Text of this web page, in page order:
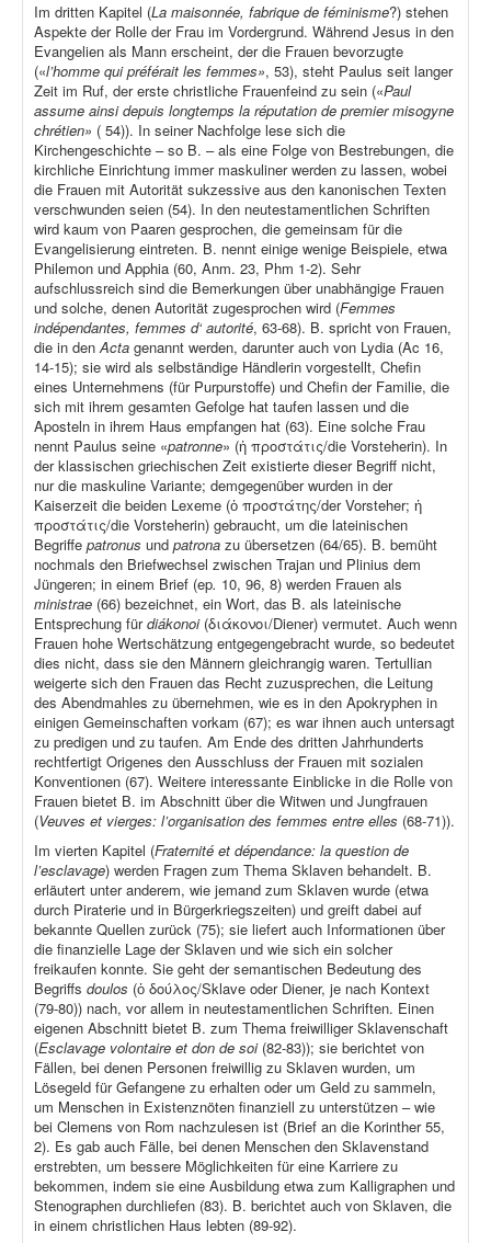
Im dritten Kapitel (La maisonnée, fabrique de féminisme?) stehen
Aspekte der Rolle der Frau im Vordergrund. Während Jesus in den
Evangelien als Mann erscheint, der die Frauen bevorzugte
(«l’homme qui préférait les femmes», 53), steht Paulus seit langer
Zeit im Ruf, der erste christliche Frauenfeind zu sein («Paul
assume ainsi depuis longtemps la réputation de premier misogyne
chrétien» ( 54)). In seiner Nachfolge lese sich die
Kirchengeschichte – so B. – als eine Folge von Bestrebungen, die
kirchliche Einrichtung immer maskuliner werden zu lassen, wobei
die Frauen mit Autorität sukzessive aus den kanonischen Texten
verschwunden seien (54). In den neutestamentlichen Schriften
wird kaum von Paaren gesprochen, die gemeinsam für die
Evangelisierung eintreten. B. nennt einige wenige Beispiele, etwa
Philemon und Apphia (60, Anm. 23, Phm 1-2). Sehr
aufschlussreich sind die Bemerkungen über unabhängige Frauen
und solche, denen Autorität zugesprochen wird (Femmes
indépendantes, femmes d‘ autorité, 63-68). B. spricht von Frauen,
die in denActa genannt werden, darunter auch von Lydia (Ac 16,
14-15); sie wird als selbständige Händlerin vorgestellt, Chefin
eines Unternehmens (für Purpurstoffe) und Chefin der Familie, die
sich mit ihrem gesamten Gefolge hat taufen lassen und die
Aposteln in ihrem Haus empfangen hat (63). Eine solche Frau
nennt Paulus seine «patronne» (ἡ προστάτις/die Vorsteherin). In
der klassischen griechischen Zeit existierte dieser Begriff nicht,
nur die maskuline Variante; demgegenüber wurden in der
Kaiserzeit die beiden Lexeme (ὁ προστάτης/der Vorsteher; ἡ
προστάτις/die Vorsteherin) gebraucht, um die lateinischen
Begriffe patronus und patrona zu übersetzen (64/65). B. bemüht
nochmals den Briefwechsel zwischen Trajan und Plinius dem
Jüngeren; in einem Brief (ep. 10, 96, 8) werden Frauen als
ministrae (66) bezeichnet, ein Wort, das B. als lateinische
Entsprechung fürdiákonoi (διάκονοι/Diener) vermutet. Auch wenn
Frauen hohe Wertschätzung entgegengebracht wurde, so bedeutet
dies nicht, dass sie den Männern gleichrangig waren. Tertullian
weigerte sich den Frauen das Recht zuzusprechen, die Leitung
des Abendmahles zu übernehmen, wie es in den Apokryphen in
einigen Gemeinschaften vorkam (67); es war ihnen auch untersagt
zu predigen und zu taufen. Am Ende des dritten Jahrhunderts
rechtfertigt Origenes den Ausschluss der Frauen mit sozialen
Konventionen (67). Weitere interessante Einblicke in die Rolle von
Frauen bietet B. im Abschnitt über die Witwen und Jungfrauen
(Veuves et vierges: l’organisation des femmes entre elles (68-71)).
Im vierten Kapitel (Fraternité et dépendance: la question de
l’esclavage) werden Fragen zum Thema Sklaven behandelt. B.
erläutert unter anderem, wie jemand zum Sklaven wurde (etwa
durch Piraterie und in Bürgerkriegszeiten) und greift dabei auf
bekannte Quellen zurück (75); sie liefert auch Informationen über
die finanzielle Lage der Sklaven und wie sich ein solcher
freikaufen konnte. Sie geht der semantischen Bedeutung des
Begriffs doulos (ὁ δούλος/Sklave oder Diener, je nach Kontext
(79-80)) nach, vor allem in neutestamentlichen Schriften. Einen
eigenen Abschnitt bietet B. zum Thema freiwilliger Sklavenschaft
(Esclavage volontaire et don de soi(82-83)); sie berichtet von
Fällen, bei denen Personen freiwillig zu Sklaven wurden, um
Lösegeld für Gefangene zu erhalten oder um Geld zu sammeln,
um Menschen in Existenznöten finanziell zu unterstützen – wie
bei Clemens von Rom nachzulesen ist (Brief an die Korinther 55,
2). Es gab auch Fälle, bei denen Menschen den Sklavenstand
erstrebten, um bessere Möglichkeiten für eine Karriere zu
bekommen, indem sie eine Ausbildung etwa zum Kalligraphen und
Stenographen durchliefen (83). B. berichtet auch von Sklaven, die
in einem christlichen Haus lebten (89-92).